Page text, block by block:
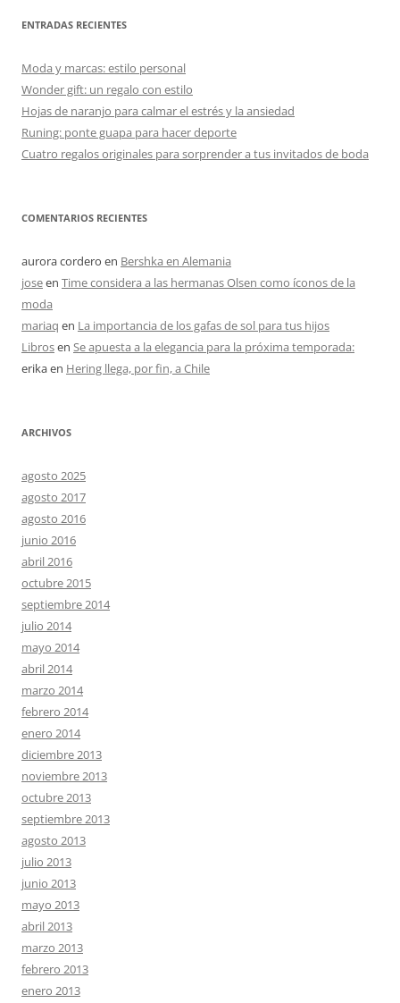
ENTRADAS RECIENTES
Moda y marcas: estilo personal
Wonder gift: un regalo con estilo
Hojas de naranjo para calmar el estrés y la ansiedad
Runing: ponte guapa para hacer deporte
Cuatro regalos originales para sorprender a tus invitados de boda
COMENTARIOS RECIENTES
aurora cordero en Bershka en Alemania
joseen Time considera a las hermanas Olsen como íconos de la
moda
mariaq en La importancia de los gafas de sol para tus hijos
Librosen Se apuesta a la elegancia para la próxima temporada:
erikaen Hering llega, por fin, a Chile
ARCHIVOS
agosto 2025
agosto 2017
agosto 2016
junio 2016
abril 2016
octubre 2015
septiembre 2014
julio 2014
mayo 2014
abril 2014
marzo 2014
febrero 2014
enero 2014
diciembre 2013
noviembre 2013
octubre 2013
septiembre 2013
agosto 2013
julio 2013
junio 2013
mayo 2013
abril 2013
marzo 2013
febrero 2013
enero 2013